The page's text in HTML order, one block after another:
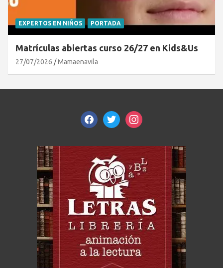
EXPERTOS EN NIÑOS PORTADA
Matrículas abiertas curso 26/27 en Kids&Us
27/07/2026 Mamaenavila
facebooktwitterinstagram